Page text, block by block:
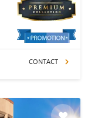
CONTACT